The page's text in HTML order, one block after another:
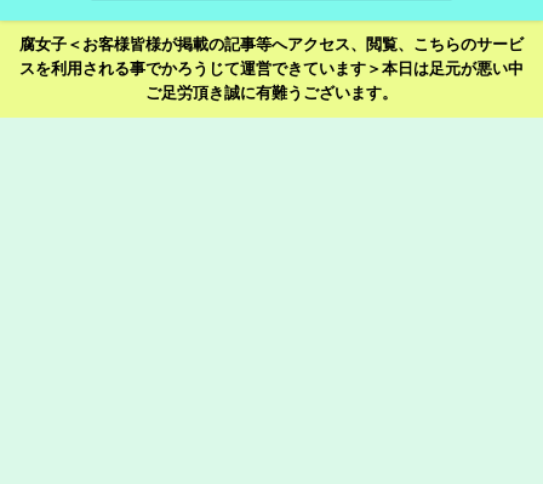
腐女子＜お客様皆様が掲載の記事等へアクセス、閲覧、こちらのサービ
スを利用される事でかろうじて運営できています＞本日は足元が悪い中
ご足労頂き誠に有難うございます。